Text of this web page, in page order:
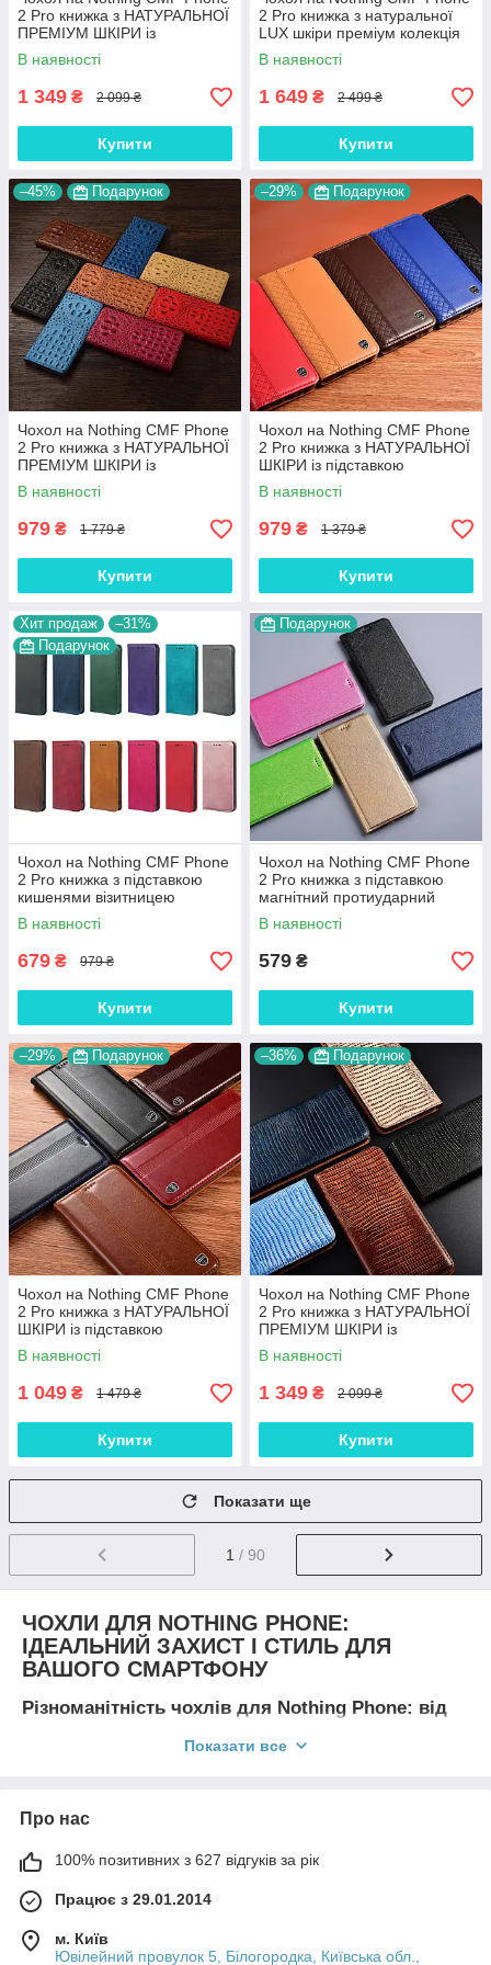
2 Pro книжка з НАТУРАЛЬНОЇ
ПРЕМІУМ ШКІРИ із
підставкою протиударний
магнітний "PYTHON"
В наявності
1 349 ₴ 2 099 ₴
Купити
2 Pro книжка з натуральної
LUX шкіри преміум колекція
"SIGNATURE"
В наявності
1 649 ₴ 2 499 ₴
Купити
–45% Подарунок
Чохол на Nothing CMF Phone
2 Pro книжка з НАТУРАЛЬНОЇ
ПРЕМІУМ ШКІРИ із
підставкою протиударний
магнітний 3D "CROCOHEAD"
В наявності
979 ₴ 1 779 ₴
Купити
–29% Подарунок
Чохол на Nothing CMF Phone
2 Pro книжка з НАТУРАЛЬНОЇ
ШКІРИ із підставкою
візитницею протиударний
магнітний "BOTTEGA"
В наявності
979 ₴ 1 379 ₴
Купити
Хит продаж
–31%
Подарунок
Чохол на Nothing CMF Phone
2 Pro книжка з підставкою
кишенями візитницею
магнітний протиударний
шкіряний "VELMAR"
В наявності
679 ₴ 979 ₴
Купити
Подарунок
Чохол на Nothing CMF Phone
2 Pro книжка з підставкою
магнітний протиударний
вологостійкий "HLT"
В наявності
579 ₴
Купити
–29% Подарунок
Чохол на Nothing CMF Phone
2 Pro книжка з НАТУРАЛЬНОЇ
ШКІРИ із підставкою
візитницею протиударний
магнітний "ITALIAN"
В наявності
1 049 ₴ 1 479 ₴
Купити
–36% Подарунок
Чохол на Nothing CMF Phone
2 Pro книжка з НАТУРАЛЬНОЇ
ПРЕМІУМ ШКІРИ із
підставкою протиударний
магнітний "VARAN"
В наявності
1 349 ₴ 2 099 ₴
Купити
Показати ще
1 / 90
ЧОХЛИ ДЛЯ NOTHING PHONE:
ІДЕАЛЬНИЙ ЗАХИСТ І СТИЛЬ ДЛЯ
ВАШОГО СМАРТФОНУ
Різноманітність чохлів для Nothing Phone: від
широкий асортимент моделей, що задовольняють будь-які
·
: Ідеальний вибір для тих, хто цінує
легкість та гнучкість Силіконові чохли для Nothing Phone
забезпечують базовий захист від подряпин та дрібних
пошкоджень, не обтяжуючи пристрій. Прозорі моделі
зберігають оригінальний дизайн Nothing Phone, а кольорові
Показати все
Про нас
100% позитивних з 627 відгуків за рік
Працює з 29.01.2014
м. Київ
Ювілейний провулок 5, Білогородка, Київська обл.,